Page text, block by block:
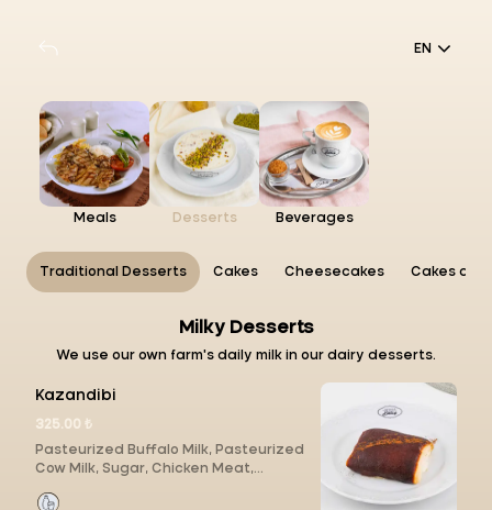
EN
Meals Desserts Beverages
Traditional Desserts Cakes Cheesecakes Cakes and
Milky Desserts
We use our own farm's daily milk in our dairy desserts.
Kazandibi
325.00 ₺
Pasteurized Buffalo Milk, Pasteurized
Cow Milk, Sugar, Chicken Meat,